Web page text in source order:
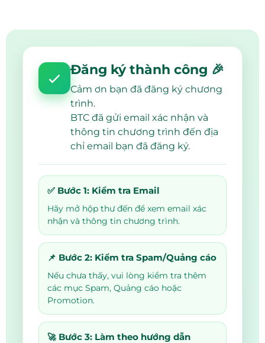
Đăng ký thành công 🎉
Cảm ơn bạn đã đăng ký chương
trình.
BTC đã gửi email xác nhận và
thông tin chương trình đến địa
chỉ email bạn đã đăng ký.
✅ Bước 1: Kiểm tra Email
Hãy mở hộp thư đến để xem email xác
nhận và thông tin chương trình.
📌 Bước 2: Kiểm tra Spam/Quảng cáo
Nếu chưa thấy, vui lòng kiểm tra thêm
các mục Spam, Quảng cáo hoặc
Promotion.
🚀 Bước 3: Làm theo hướng dẫn